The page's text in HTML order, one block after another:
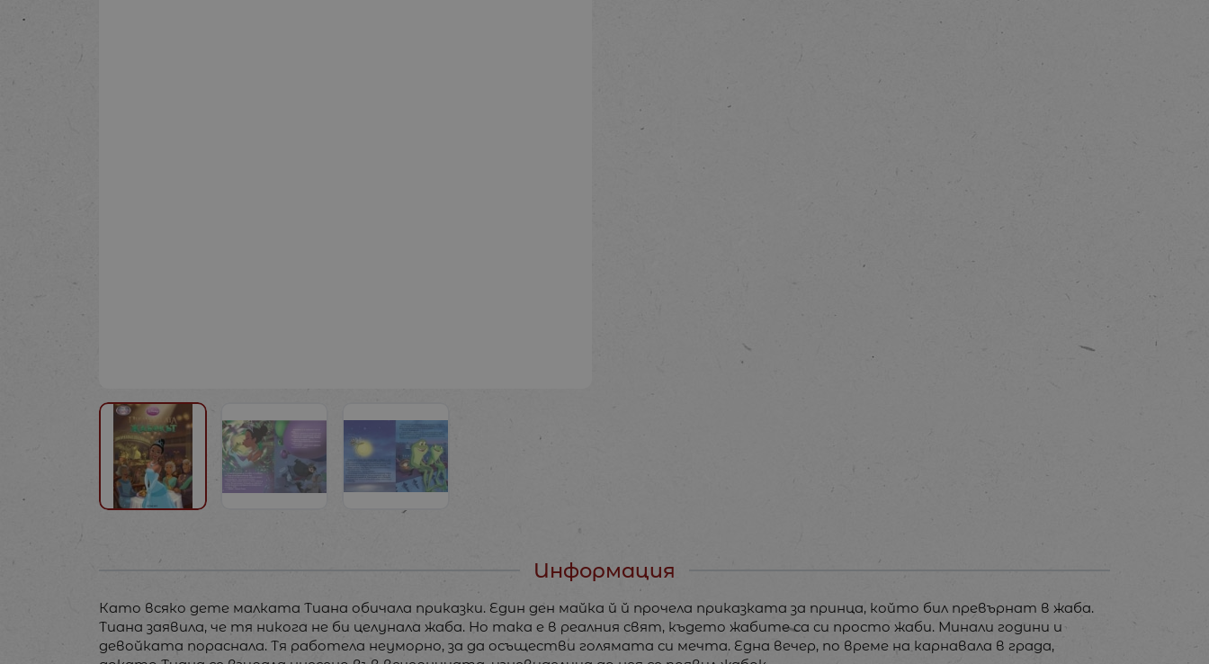
Информация
Като всяко дете малката Тиана обичала приказки. Един ден майка й й прочела приказката за принца, който бил превърнат в жаба.
Тиана заявила, че тя никога не би целунала жаба. Но така е в реалния свят, където жабите са си просто жаби. Минали години и
девойката пораснала. Тя работела неуморно, за да осъществи голямата си мечта. Една вечер, по време на карнавала в града,